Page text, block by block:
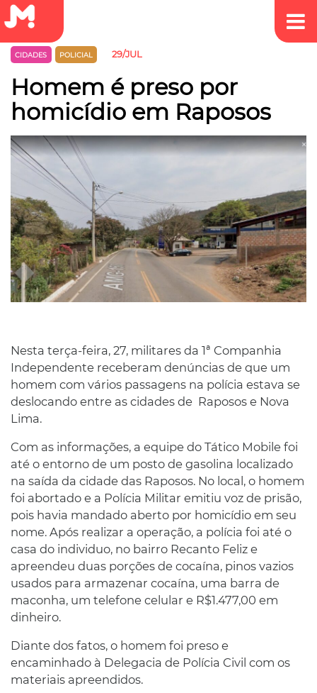
CIDADES POLICIAL 29/JUL
Homem é preso por
homicídio em Raposos
Nesta terça-feira, 27, militares da 1ª Companhia
Independente receberam denúncias de que um
homem com vários passagens na polícia estava se
deslocando entre as cidades de Raposos e Nova
Lima.
Com as informações, a equipe do Tático Mobile foi
até o entorno de um posto de gasolina localizado
na saída da cidade das Raposos. No local, o homem
foi abortado e a Polícia Militar emitiu voz de prisão,
pois havia mandado aberto por homicídio em seu
nome. Após realizar a operação, a polícia foi até o
casa do individuo, no bairro Recanto Feliz e
apreendeu duas porções de cocaína, pinos vazios
usados ​​para armazenar cocaína, uma barra de
maconha, um telefone celular e R$1.477,00 em
dinheiro.
Diante dos fatos, o homem foi preso e
encaminhado à Delegacia de Polícia Civil com os
materiais apreendidos.